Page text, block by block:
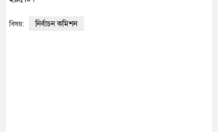
বিষয়: নির্বাচন কমিশন